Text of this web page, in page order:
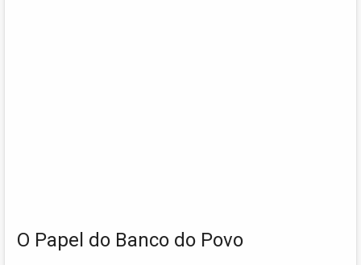
O Papel do Banco do Povo